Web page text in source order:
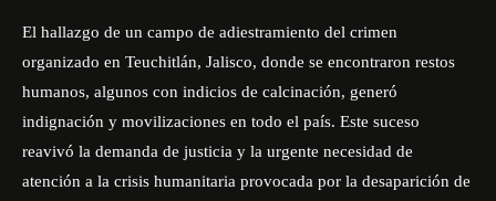
El hallazgo de un campo de adiestramiento del crimen
organizado en Teuchitlán, Jalisco, donde se encontraron restos
humanos, algunos con indicios de calcinación, generó
indignación y movilizaciones en todo el país. Este suceso
reavivó la demanda de justicia y la urgente necesidad de
atención a la crisis humanitaria provocada por la desaparición de